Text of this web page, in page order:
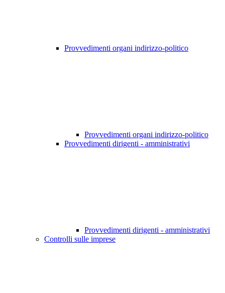
Provvedimenti organi indirizzo-politico
Provvedimenti organi indirizzo-politico
Provvedimenti dirigenti - amministrativi
Provvedimenti dirigenti - amministrativi
Controlli sulle imprese